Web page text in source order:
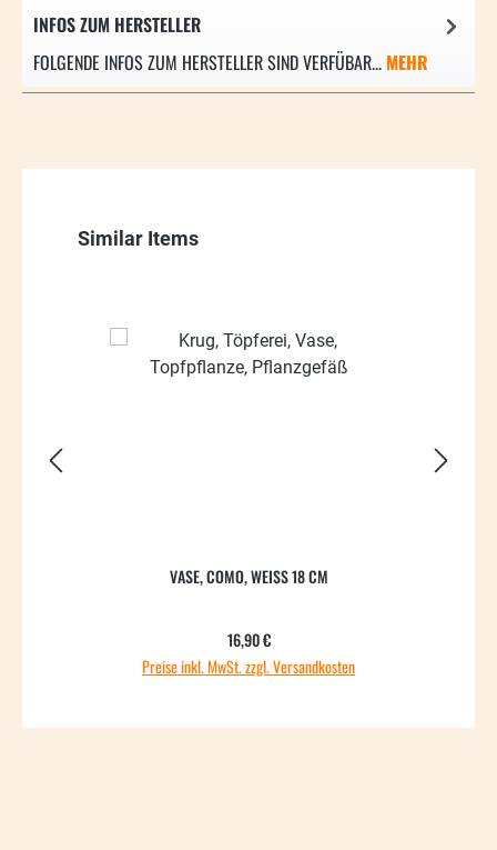
INFOS ZUM HERSTELLER
FOLGENDE INFOS ZUM HERSTELLER SIND VERFÜBAR... MEHR
Produktgalerie überspringen
Similar Items
VASE, COMO, WEISS 18 CM
Regulärer Preis:
16,90 €
Preise inkl. MwSt. zzgl. Versandkosten